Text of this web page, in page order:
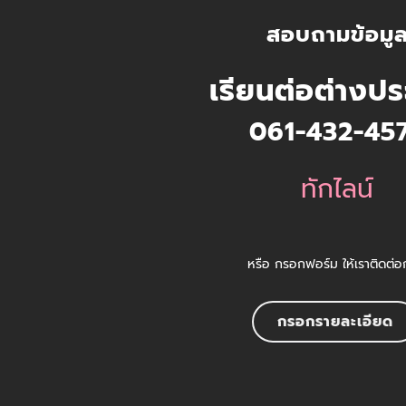
สอบถามข้อมูล
เรียนต่อต่างปร
061-432-
ทักไลน์
หรือ กรอกฟอร์ม ให้เราติดต่
กรอกรายละเอียด